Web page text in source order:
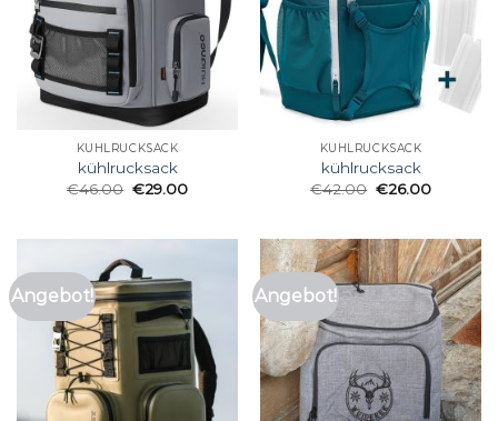
KÜHLRUCKSACK
kühlrucksack
€46.00 €29.00
KÜHLRUCKSACK
kühlrucksack
€42.00 €26.00
Angebot! Angebot!